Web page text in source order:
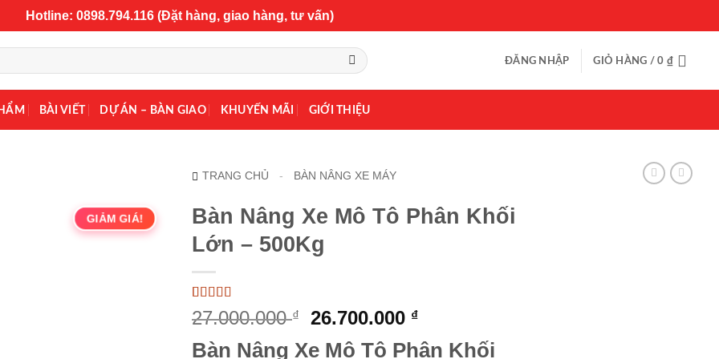
Hotline: 0898.794.116 (Đặt hàng, giao hàng, tư vấn)
ĐĂNG NHẬP GIỎ HÀNG /0 ₫
BÀI VIẾT DỰ ÁN – BÀN GIAO KHUYẾN MÃI GIỚI THIỆU
GIẢM GIÁ!
TRANG CHỦ - BÀN NÂNG XE MÁY
Bàn Nâng Xe Mô Tô Phân Khối
Lớn – 500Kg
5trên 5 dựa
trên
1
đánh
27.000.000₫
Giá
26.700.000 ₫Giá
hiện
Bàn Nâng Xe Mô Tô Phân Khối